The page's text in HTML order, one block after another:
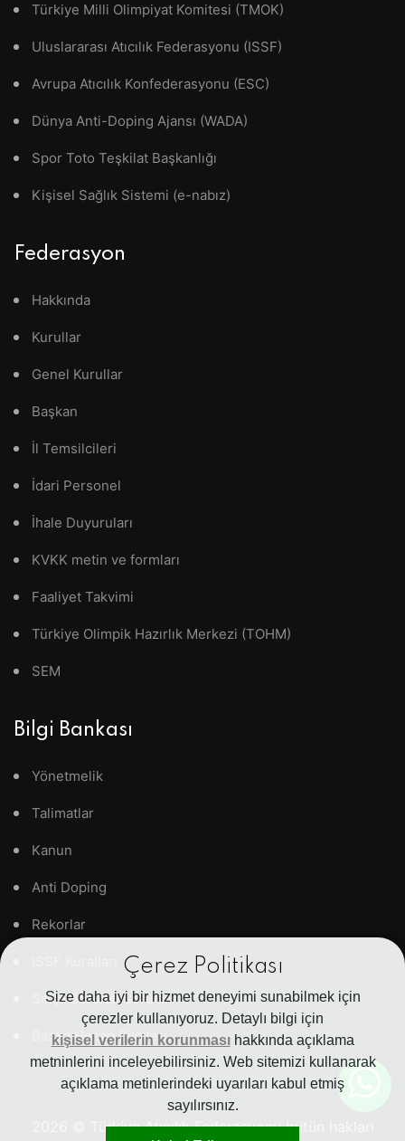
Çerez Politikası
Size daha iyi bir hizmet deneyimi sunabilmek için
çerezler kullanıyoruz. Detaylı bilgi için
kişisel verilerin korunmasıhakkında açıklama
metninlerini inceleyebilirsiniz. Web sitemizi kullanarak
açıklama metinlerindeki uyarıları kabul etmiş
sayılırsınız.
Türkiye Milli Olimpiyat Komitesi (TMOK)
Uluslararası Atıcılık Federasyonu (ISSF)
Avrupa Atıcılık Konfederasyonu (ESC)
Dünya Anti-Doping Ajansı (WADA)
Spor Toto Teşkilat Başkanlığı
Kişisel Sağlık Sistemi (e-nabız)
Federasyon
Hakkında
Kurullar
Genel Kurullar
Başkan
İl Temsilcileri
İdari Personel
İhale Duyuruları
KVKK metin ve formları
Faaliyet Takvimi
Türkiye Olimpik Hazırlık Merkezi (TOHM)
SEM
Bilgi Bankası
Yönetmelik
Talimatlar
Kanun
Anti Doping
Rekorlar
Sıkça Sorulan Sorular
Banka Hesap Bilgileri
© Türkiye Atıcılık Federasyonu bütün hakları